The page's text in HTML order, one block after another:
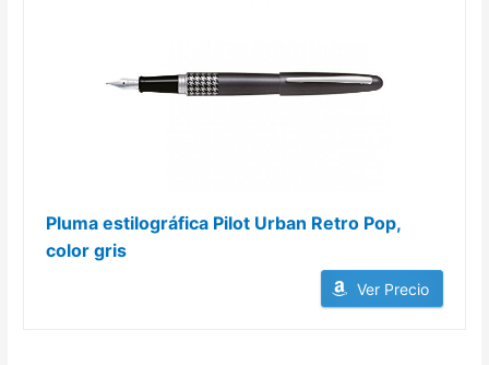
Pluma estilográfica Pilot Urban Retro Pop,
color gris
Ver Precio